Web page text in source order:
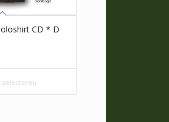
CD * D